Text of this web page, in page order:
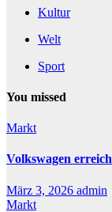
Kultur
Welt
Sport
You missed
Markt
Volkswagen
März 3, 2026 admin
Markt